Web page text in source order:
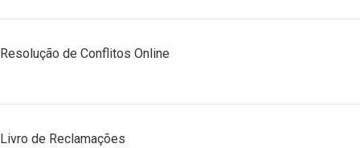
Resolução de Conflitos Online
Livro de Reclamações